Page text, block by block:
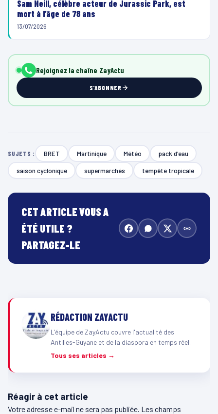
Sam Neill, célèbre acteur de Jurassic Park, est
mort à l’âge de 78 ans
13/07/2026
Rejoignez la chaîne ZayActu
S'ABONNER
SUJETS : BRET Martinique Météo pack d'eau
saison cyclonique supermarchés tempête tropicale
CET ARTICLE VOUS A
ÉTÉ UTILE ?
PARTAGEZ-LE
RÉDACTION ZAYACTU
L'équipe de ZayActu couvre l'actualité des
Antilles-Guyane et de la diaspora en temps réel.
Tous ses articles →
Réagir à cet article
Votre adresse e-mail ne sera pas publiée. Les champs